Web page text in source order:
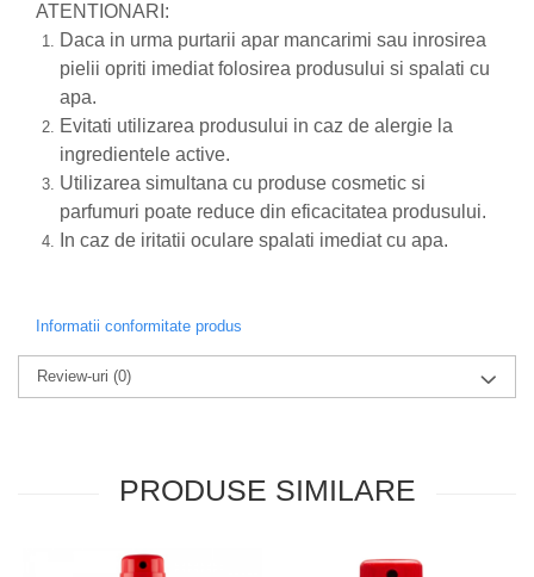
Splash (10 produse)
Sunvita Group (2 produse)
The Bramton Company - Simple
Solution & Out! (8 produse)
Trixie (28 produse)
Vaco Retail sp.zo.o (3 produse)
Van Vliet The Candy Company BV
(8 produse)
Vivil A. Muller GmbH & Co.Kg (22
Yuup! - Cosmetica Veneta (17
ATENTIONARI:
Daca in urma purtarii apar mancarimi sau inrosirea
pielii opriti imediat folosirea produsului si spalati cu
apa.
Evitati utilizarea produsului in caz de alergie la
ingredientele active.
Utilizarea simultana cu produse cosmetic si
parfumuri poate reduce din eficacitatea produsului.
In caz de iritatii oculare spalati imediat cu apa.
Informatii conformitate produs
Review-uri (0)
PRODUSE SIMILARE